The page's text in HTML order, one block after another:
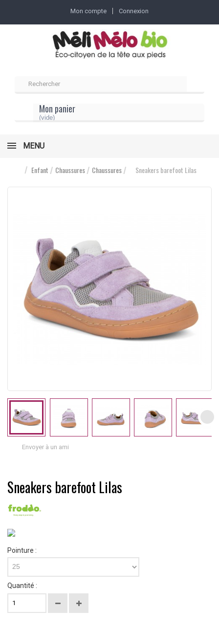
Mon compte Connexion
Mon panier
(vide)
MENU
Enfant Chaussures Chaussures Sneakers barefoot Lilas
Envoyer à un ami
Sneakers barefoot Lilas
Pointure :
25
Quantité :